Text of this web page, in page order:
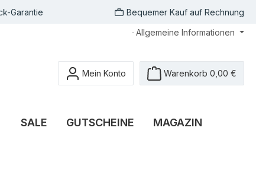
Garantie Bequemer Kauf auf Rechnung
Allgemeine Informationen
Mein Konto Warenkorb 0,00 €
SALE GUTSCHEINE MAGAZIN